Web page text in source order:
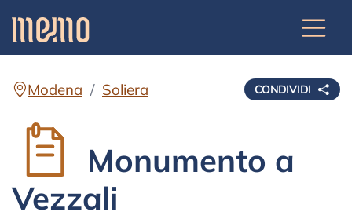
CONDIVIDI
Modena Soliera
Monumento a
Vezzali